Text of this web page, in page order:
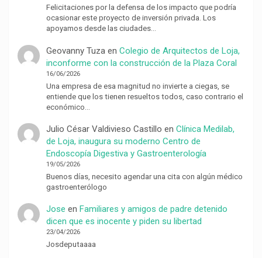
Felicitaciones por la defensa de los impacto que podría
ocasionar este proyecto de inversión privada. Los
apoyamos desde las ciudades…
Geovanny Tuzaen Colegio de Arquitectos de Loja,
inconforme con la construcción de la Plaza Coral
16/06/2026
Una empresa de esa magnitud no invierte a ciegas, se
entiende que los tienen resueltos todos, caso contrario el
económico…
Julio César Valdivieso Castillo en Clínica Medilab,
de Loja, inaugura su moderno Centro de
Endoscopía Digestiva y Gastroenterología
19/05/2026
Buenos días, necesito agendar una cita con algún médico
gastroenterólogo
Jose en Familiares y amigos de padre detenido
dicen que es inocente y piden su libertad
23/04/2026
Josdeputaaaa